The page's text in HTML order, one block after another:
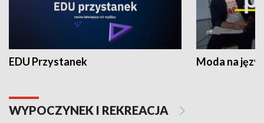
EDU Przystanek Moda na
WYPOCZYNEK I REKREACJA